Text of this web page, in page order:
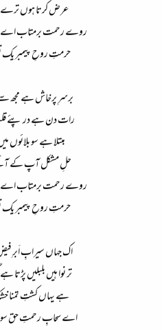
عرض کرتا ہوں ترے
روے رحمت برمتاب اے
حرمتِ روحِ پیمبر
برسرِ پرخاش ہے
رات دن ہے در پئے
مبتلا ہے سو بلائوں
حلِ مشکل آپ کے
روے رحمت برمتاب اے
حرمتِ روحِ پیمبر
اک جہاں سیرابِ اَبرِ
تر نوا ہیں بلبلیں
ہے یہاں کشتِ تمنا
اے سحابِ رحمتِ حق